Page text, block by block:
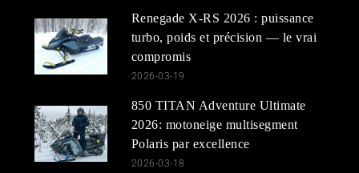
Renegade X-RS 2026 : puissance
turbo, poids et précision — le vrai
compromis
2026-03-19
850 TITAN Adventure Ultimate
2026: motoneige multisegment
Polaris par excellence
2026-03-18